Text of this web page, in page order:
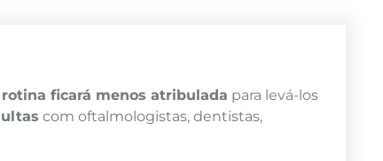
rotina ficará menos atribulada para levá-los
com oftalmologistas, dentistas,